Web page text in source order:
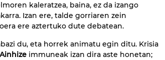
kaleratzea, baina, ez da izango
Izan ere, talde gorriaren zein
ere aztertuko dute debatean.
du, eta horrek animatu egin ditu. Krisia
immuneak izan dira aste honetan;